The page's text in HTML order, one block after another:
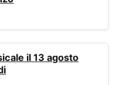
il 13 agosto